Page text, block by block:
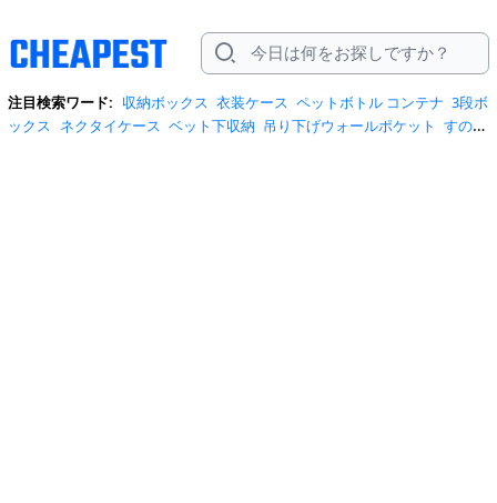
注目検索ワード: 収納ボックス 衣装ケース ペットボトル コンテナ 3段ボ
ックス ネクタイケース ベット下収納 吊り下げウォールポケット すの